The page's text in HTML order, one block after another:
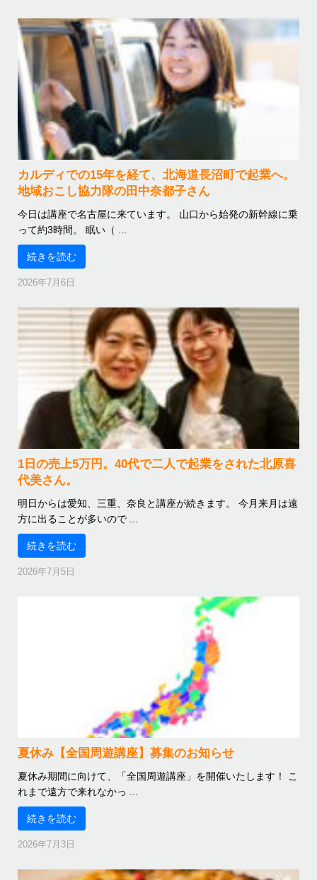
カルディでの15年を経て、北海道長沼町で起業へ。
地域おこし協力隊の田中奈都子さん
今日は講座で名古屋に来ています。 山口から始発の新幹線に乗
って約3時間。 眠い（ ...
続きを読む
2026年7月6日
1日の売上5万円。40代で二人で起業をされた北原喜
代美さん。
明日からは愛知、三重、奈良と講座が続きます。 今月来月は遠
方に出ることが多いので ...
続きを読む
2026年7月5日
夏休み【全国周遊講座】募集のお知らせ
夏休み期間に向けて、「全国周遊講座」を開催いたします！ こ
れまで遠方で来れなかっ ...
続きを読む
2026年7月3日